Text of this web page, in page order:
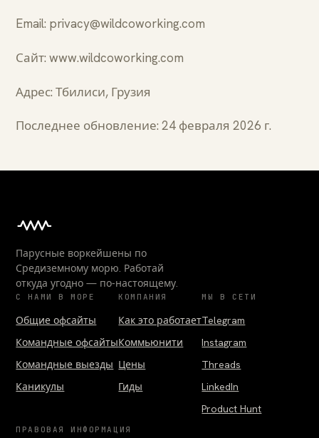
Email: privacy@wildcoworking.com
Сайт: www.wildcoworking.com
Адрес: Тбилиси, Грузия
Последнее обновление: 24 февраля 2026 г.
Парусные воркейшены по
Средиземному морю. Работай
откуда угодно — по-настоящему.
С НАМИ В МОРЕ
Общие офсайты
Командные офсайты
Командные выезды
Каникулы
КОМПАНИЯ
Как это работает
Коммьюнити
Цены
Гиды
МЫ В СЕТИ
Telegram
Instagram
Threads
LinkedIn
Product Hunt
ПРАВОВАЯ ИНФОРМАЦИЯ